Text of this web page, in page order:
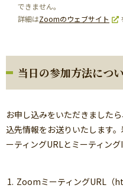
できません。
詳細はZoomのウェブサイト
当日の参加方法につ
お申し込みをいただきました
込先情報をお送りいたします
ーティングURLとミーティン
Zoomミーティング